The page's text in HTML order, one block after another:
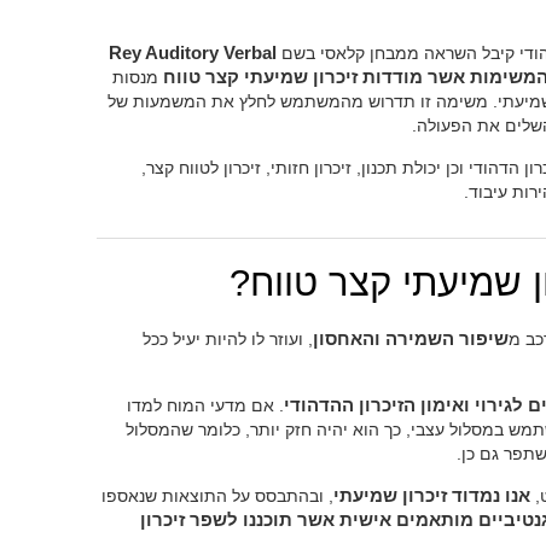
קיבל השראה ממבחן קלאסי בשם Rey Auditory Verbal
המשימות אשר מודדות זיכרון שמיעתי קצר טווח מנסות
משימה זו תדרוש מהמשתמש לחלץ את המשמעות של
את הפעולה.
הדהודי וכן יכולת תכנון, זיכרון חזותי, זיכרון לטווח קצר,
עיבוד.
שמיעתי קצר טווח?
משיפור השמירה והאחסון , ועוזר לו להיות יעיל ככל
לגירוי ואימון הזיכרון ההדהודי . אם מדעי המוח למדו
במסלול עצבי, כך הוא יהיה חזק יותר, כלומר שהמסלול
גם כן.
אנו נמדוד זיכרון שמיעתי , ובהתבסס על התוצאות שנאספו
מותאמים אישית אשר תוכננו לשפר זיכרון